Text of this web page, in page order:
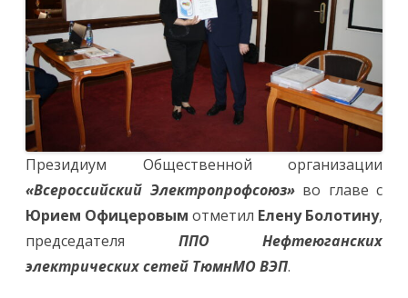
Президиум Общественной организации
«Всероссийский Электропрофсоюз»во главе с
Юрием Офицеровым отметил Елену Болотину,
председателя ППО Нефтеюганских
электрических сетей ТюмнМО ВЭП.